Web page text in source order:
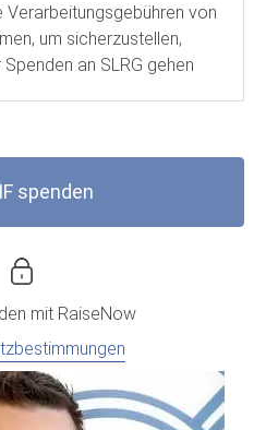
von
um sicherzustellen,
an SLRG gehen
spenden
mit RaiseNow